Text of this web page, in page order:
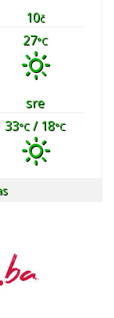
10č
27°C
sre
33°C/ 18°C